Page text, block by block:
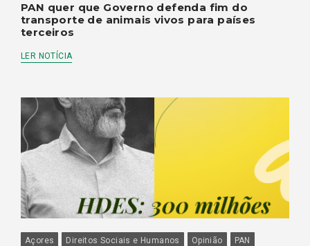
PAN quer que Governo defenda fim do
transporte de animais vivos para países
terceiros
LER NOTÍCIA
Açores Direitos Sociais e Humanos Opinião
PAN